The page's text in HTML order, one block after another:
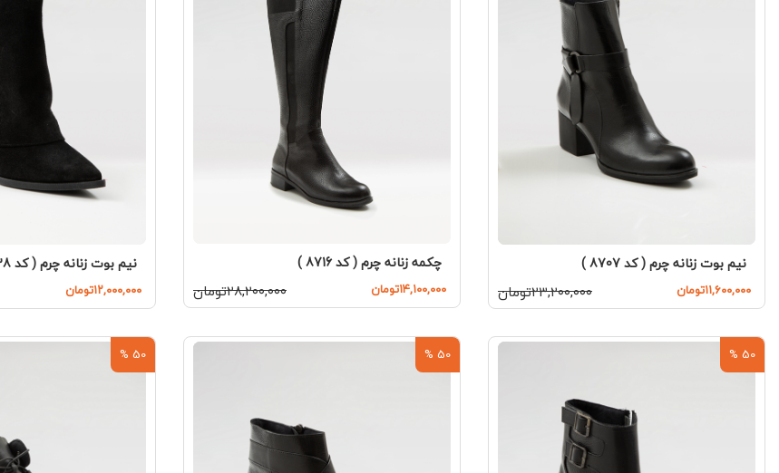
نیم بوت زنانه چرم ( کد 8707 )
۱۱,۶۰۰,۰۰۰تومان ۲۳,۲۰۰,۰۰۰تومان
چکمه زنانه چرم ( کد 8716 )
۱۴,۱۰۰,۰۰۰تومان ۲۸,۲۰۰,۰۰۰تومان
نیم بوت زنانه چرم ( کد 8738 )
۱۲,۰۰۰,۰۰۰تومان
50 %
50 %
50 %